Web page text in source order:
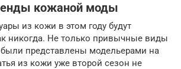
кожаной моды
из кожи в этом году будут
никогда. Не только привычные виды
представлены модельерами на
из кожи уже второй сезон не